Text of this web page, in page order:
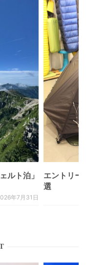
ルト泊」
年7月31日
エントリー
選